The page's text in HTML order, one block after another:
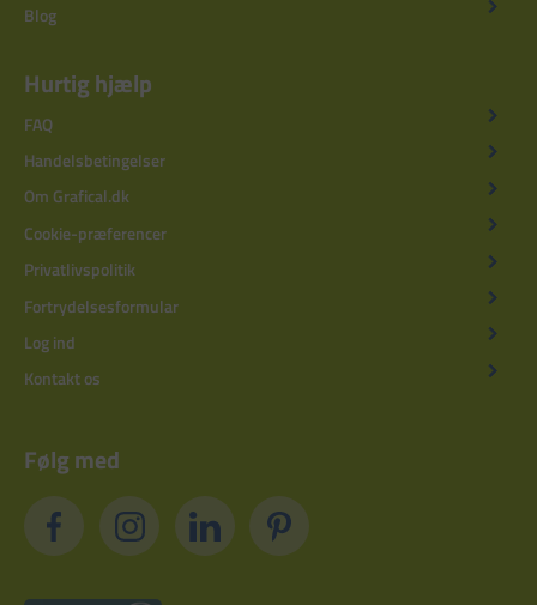
Blog
Hurtig hjælp
FAQ
Handelsbetingelser
Om Grafical.dk
Cookie-præferencer
Privatlivspolitik
Fortrydelsesformular
Log ind
Kontakt os
Følg med